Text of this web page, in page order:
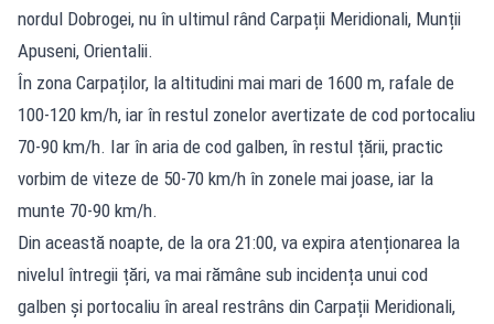
nordul Dobrogei, nu în ultimul rând Carpații Meridionali, Munții
Apuseni, Orientalii.
În zona Carpaților, la altitudini mai mari de 1600 m, rafale de
100-120 km/h, iar în restul zonelor avertizate de cod portocaliu
70-90 km/h. Iar în aria de cod galben, în restul țării, practic
vorbim de viteze de 50-70 km/h în zonele mai joase, iar la
munte 70-90 km/h.
Din această noapte, de la ora 21:00, va expira atenționarea la
nivelul întregii țări, va mai rămâne sub incidența unui cod
galben și portocaliu în areal restrâns din Carpații Meridionali,